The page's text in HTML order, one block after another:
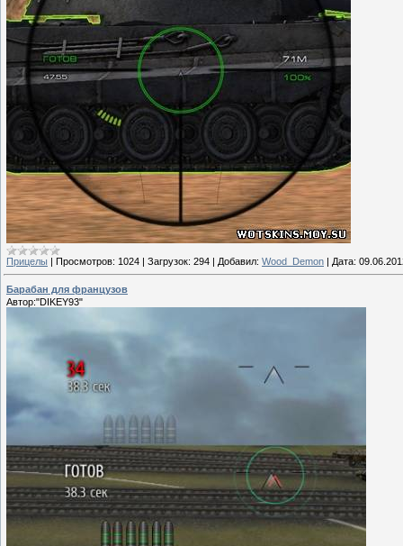
Прицелы | Просмотров: 1024 | Загрузок: 294 | Добавил: Wood_Demon | Дата:
Барабан для французов
Автор:"DIKEY93"